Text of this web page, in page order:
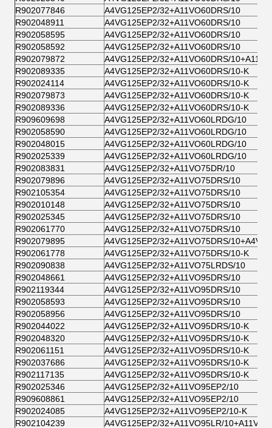
R902077846
A4VG125EP2/32+A11VO60DRS/10
R902048911
A4VG125EP2/32+A11VO60DRS/10
R902058595
A4VG125EP2/32+A11VO60DRS/10
R902058592
A4VG125EP2/32+A11VO60DRS/10
R902079872
A4VG125EP2/32+A11VO60DRS/
R902089335
A4VG125EP2/32+A11VO60DRS/10-K
R902024114
A4VG125EP2/32+A11VO60DRS/10-K
R902079873
A4VG125EP2/32+A11VO60DRS/10-K
R902089336
A4VG125EP2/32+A11VO60DRS/10-K
R909609698
A4VG125EP2/32+A11VO60LRDG/10
R902058590
A4VG125EP2/32+A11VO60LRDG/10
R902048015
A4VG125EP2/32+A11VO60LRDG/10
R902025339
A4VG125EP2/32+A11VO60LRDG/10
R902083831
A4VG125EP2/32+A11VO75DR/10
R902079896
A4VG125EP2/32+A11VO75DRS/10
R902105354
A4VG125EP2/32+A11VO75DRS/10
R902010148
A4VG125EP2/32+A11VO75DRS/10
R902025345
A4VG125EP2/32+A11VO75DRS/10
R902061770
A4VG125EP2/32+A11VO75DRS/10
R902079895
A4VG125EP2/32+A11VO75DRS/
R902061778
A4VG125EP2/32+A11VO75DRS/10-K
R902090838
A4VG125EP2/32+A11VO75LRDS/10
R902048661
A4VG125EP2/32+A11VO95DRS/10
R902119344
A4VG125EP2/32+A11VO95DRS/10
R902058593
A4VG125EP2/32+A11VO95DRS/10
R902058956
A4VG125EP2/32+A11VO95DRS/10
R902044022
A4VG125EP2/32+A11VO95DRS/10-K
R902048320
A4VG125EP2/32+A11VO95DRS/10-K
R902061151
A4VG125EP2/32+A11VO95DRS/10-K
R902037686
A4VG125EP2/32+A11VO95DRS/10-K
R902117135
A4VG125EP2/32+A11VO95DRS/10-K
R902025346
A4VG125EP2/32+A11VO95EP2/10
R909608861
A4VG125EP2/32+A11VO95EP2/10
R902024085
A4VG125EP2/32+A11VO95EP2/10-K
R902104239
A4VG125EP2/32+A11VO95LR/